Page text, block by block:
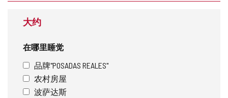
大约
在哪里睡觉
品牌"POSADAS REALES"
农村房屋
波萨达斯